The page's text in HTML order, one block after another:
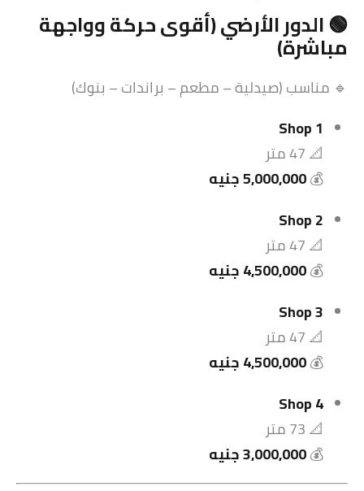
🟢 الدور الأرضي (أقوى حركة وواجهة
مباشرة)
🔹 مناسب (صيدلية – مطعم – براندات – بنوك)
Shop 1
📐 47 متر
💰5,000,000 جنيه
Shop 2
📐 47 متر
💰4,500,000 جنيه
Shop 3
📐 47 متر
💰4,500,000 جنيه
Shop 4
📐 73 متر
💰3,000,000 جنيه